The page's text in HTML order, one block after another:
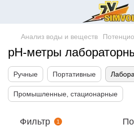
Анализ воды и веществ
pH-метры
Ручные Портативные
Промышленные, стационарные
Фильтр 1